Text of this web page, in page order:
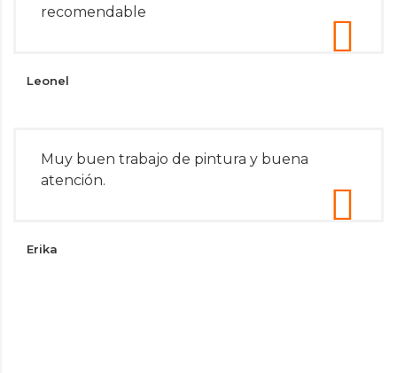
recomendable
Leonel
Muy buen trabajo de pintura y buena
atención.
Erika